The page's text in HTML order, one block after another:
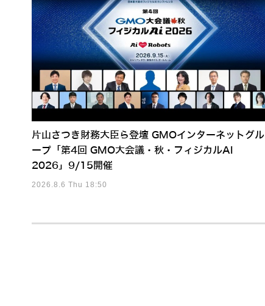
片山さつき財務大臣ら登壇 GMOインターネットグル
ープ「第4回 GMO大会議・秋・フィジカルAI
2026」9/15開催
2026.8.6 Thu 18:50